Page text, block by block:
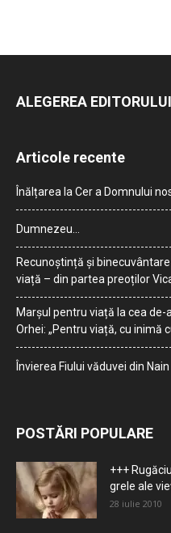
ALEGEREA EDITORULUI
Articole recente
Înălțarea la Cer a Domnului
Dumnezeu…
Recunoștință și
viață – din partea preoților
Marșul pentru viață la cea de-
Orhei: „Pentru viață, cu inimă
Învierea Fiului văduvei din Nain
POSTĂRI POPULARE
+++
grele ale
28 iulie 2010